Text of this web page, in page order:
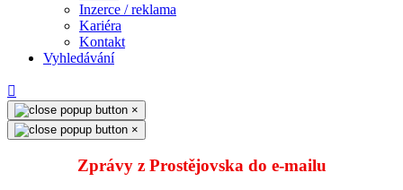
Inzerce / reklama
Kariéra
Kontakt
Vyhledávání
×
×
Zprávy z Prostějovska do e‑mailu